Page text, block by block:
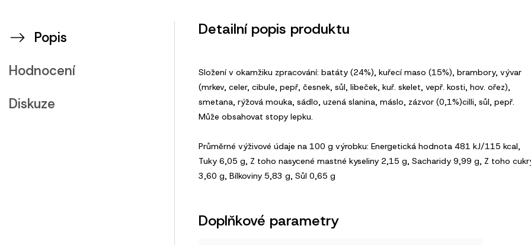
Popis
Hodnocení
Diskuze
Detailní popis produktu
Složení v okamžiku zpracování: batáty (24%), kuřecí maso (15%), brambory, vývar
(mrkev, celer, cibule, pepř, česnek, sůl, libeček, kuř. skelet, vepř. kosti, hov. ořez),
smetana, rýžová mouka, sádlo, uzená slanina, máslo, zázvor (0,1%)cilli, sůl, pepř.
Může obsahovat stopy lepku.
Průměrné výživové údaje na 100 g výrobku: Energetická hodnota 481 kJ/115 kcal,
Tuky 6,05 g, Z toho nasycené mastné kyseliny 2,15 g, Sacharidy 9,99 g, Z toho
3,60 g, Bílkoviny 5,83 g, Sůl 0,65 g
Doplňkové parametry